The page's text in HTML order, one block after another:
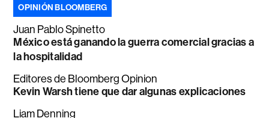
OPINIÓN BLOOMBERG
Juan Pablo Spinetto
México está ganando la guerra comercial gracias a
la hospitalidad
Editores de Bloomberg Opinion
Kevin Warsh tiene que dar algunas explicaciones
Liam Denning